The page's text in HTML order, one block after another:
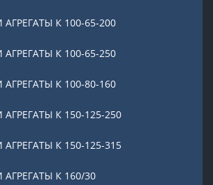
К 100-65-200
К 100-65-250
К 100-80-160
К 150-125-250
К 150-125-315
К 160/30